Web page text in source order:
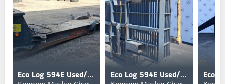
Eco Log 594E Used/Beg Eco Log 594E Used/Beg